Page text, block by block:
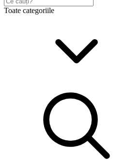
Toate categoriile